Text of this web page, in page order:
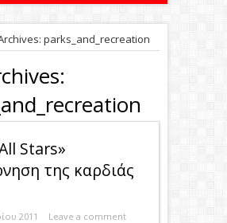
parks_and_recreation
Stars»
της καρδιάς
2011 Leave a comment